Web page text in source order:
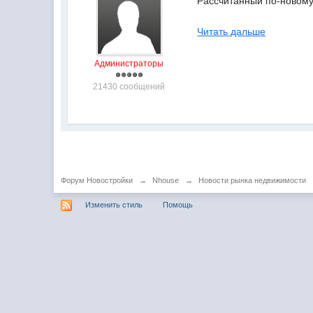
Администраторы
21430 сообщений
Читать дальше
Форум Новостройки → Nhouse → Новости рынка недвижимости
Изменить стиль Помощь